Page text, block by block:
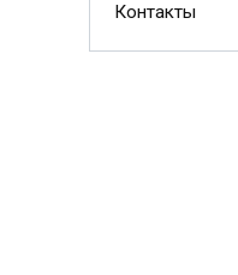
Контакты